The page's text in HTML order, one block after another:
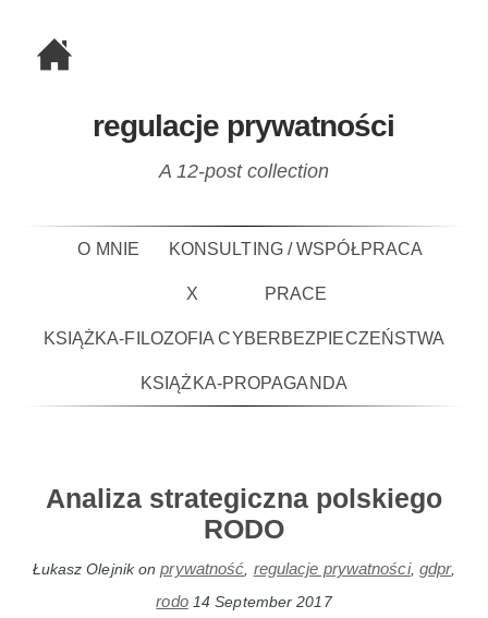
regulacje prywatności
A 12-post collection
O MNIE KONSULTING / WSPÓŁPRACA
X PRACE
KSIĄŻKA-FILOZOFIA CYBERBEZPIECZEŃSTWA
KSIĄŻKA-PROPAGANDA
Analiza strategiczna polskiego
RODO
Łukasz Olejnikonprywatność regulacje prywatności, gdpr,
rodo 14 September 2017